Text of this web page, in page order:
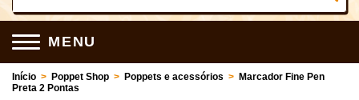
MENU
Início > Poppet Shop > Poppets e acessórios > Marcador Fine Pen
Preta 2 Pontas